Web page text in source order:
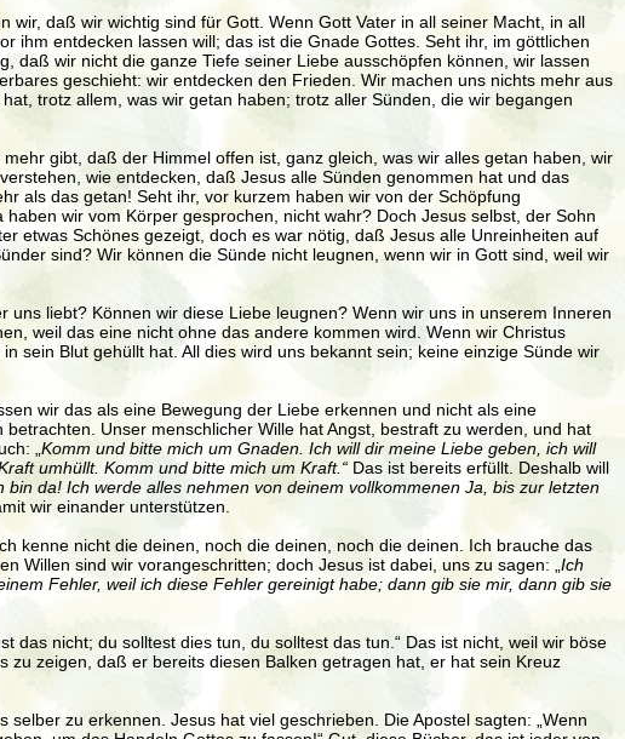
daß wir wichtig sind für Gott. Wenn Gott Vater in all seiner Macht, in all
entdecken lassen will; das ist die Gnade Gottes. Seht ihr, im göttlichen
daß wir nicht die ganze Tiefe seiner Liebe ausschöpfen können, wir lassen
geschieht: wir entdecken den Frieden. Wir machen uns nichts mehr aus
trotz allem, was wir getan haben; trotz aller Sünden, die wir begangen
gibt, daß der Himmel offen ist, ganz gleich, was wir alles getan haben, wir
wie entdecken, daß Jesus alle Sünden genommen hat und das
als das getan! Seht ihr, vor kurzem haben wir von der Schöpfung
wir vom Körper gesprochen, nicht wahr? Doch Jesus selbst, der Sohn
etwas Schönes gezeigt, doch es war nötig, daß Jesus alle Unreinheiten auf
sind? Wir können die Sünde nicht leugnen, wenn wir in Gott sind, weil wir
liebt? Können wir diese Liebe leugnen? Wenn wir uns in unserem Inneren
weil das eine nicht ohne das andere kommen wird. Wenn wir Christus
sein Blut gehüllt hat. All dies wird uns bekannt sein; keine einzige Sünde wir
wir das als eine Bewegung der Liebe erkennen und nicht als eine
Unser menschlicher Wille hat Angst, bestraft zu werden, und hat
„ Komm und bitte mich um Gnaden. Ich will dir meine Liebe geben, ich will
umhüllt. Komm und bitte mich um Kraft.“ Das ist bereits erfüllt. Deshalb will
bin da! Ich werde alles nehmen von deinem vollkommenen Ja, bis zur letzten
wir einander unterstützen.
kenne nicht die deinen, noch die deinen, noch die deinen. Ich brauche das
Willen sind wir vorangeschritten; doch Jesus ist dabei, uns zu sagen: „ Ich
Fehler, weil ich diese Fehler gereinigt habe; dann gib sie mir, dann gib sie
das nicht; du solltest dies tun, du solltest das tun.“ Das ist nicht, weil wir böse
zeigen, daß er bereits diesen Balken getragen hat, er hat sein Kreuz
zu erkennen. Jesus hat viel geschrieben. Die Apostel sagten: „Wenn